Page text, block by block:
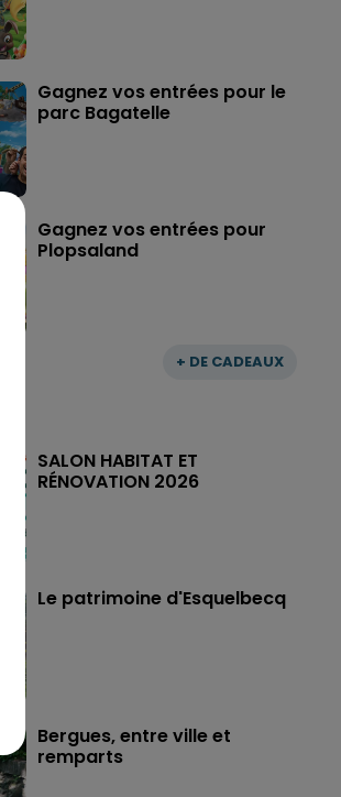
+ DE CADEAUX
Gagnez vos entrées pour le
parc Bagatelle
Gagnez vos entrées pour
Plopsaland
SALON HABITAT ET
RÉNOVATION 2026
Le patrimoine d'Esquelbecq
Bergues, entre ville et
remparts